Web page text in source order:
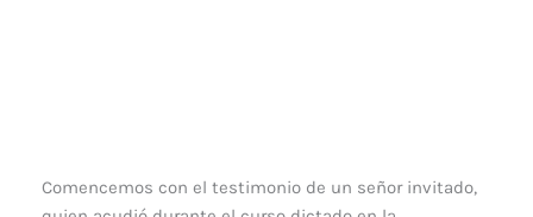
Comencemos con el testimonio de un señor invitado,